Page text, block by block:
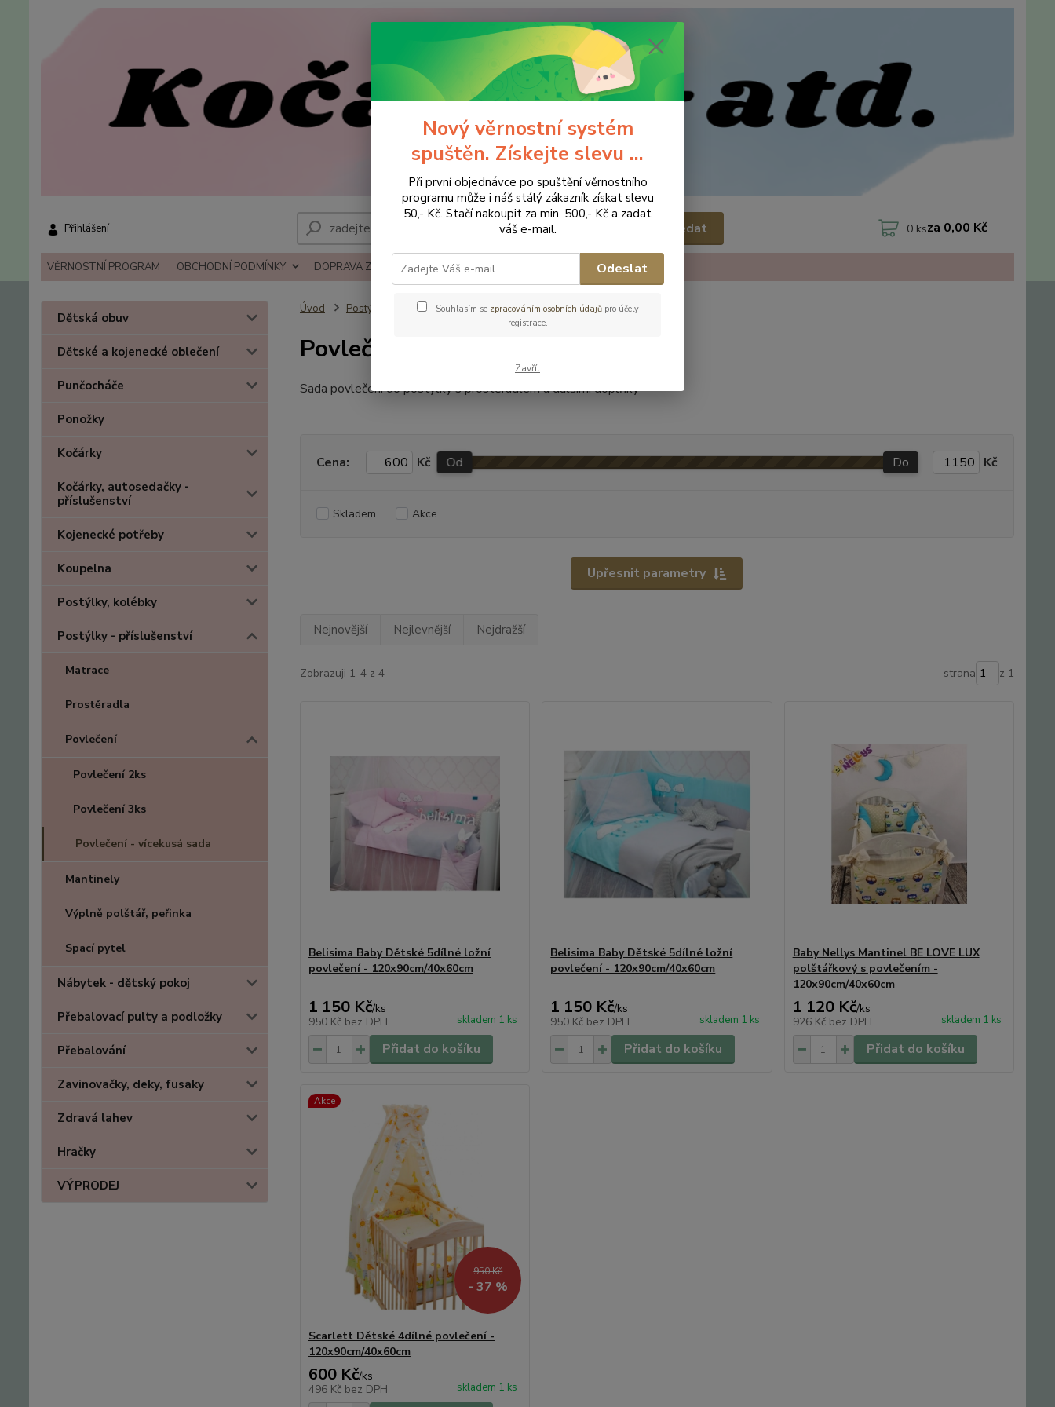
VĚRNOSTNÍ PROGRAM OBCHODNÍ PODMÍNKY DOPRAVA ZBOŽÍ REKLAMACE A VRÁCENÍ ZBOŹÍ KONTAKTY
Přihlášení Hledat 0 ksza 0,00 Kč
Dětská obuv
Dětské a kojenecké oblečení
Punčocháče
Ponožky
Kočárky
Kočárky, autosedačky -
příslušenství
Kojenecké potřeby
Koupelna
Postýlky, kolébky
Postýlky - příslušenství
Matrace
Prostěradla
Povlečení
Povlečení 2ks
Povlečení 3ks
Povlečení - vícekusá sada
Mantinely
Výplně polštář, peřinka
Spací pytel
Nábytek - dětský pokoj
Přebalovací pulty a podložky
Přebalování
Zavinovačky, deky, fusaky
Zdravá lahev
Hračky
VÝPRODEJ
Úvod Postýlky - příslušenství Povlečení Povlečení - vícekusá sada
Povlečení - vícekusá sada
Sada povlečení do postýlky s prostěradlem a dalšími doplňky
Upřesnit parametry
Cena: Kč Od Do Kč
Skladem Akce
Nejnovější Nejlevnější Nejdražší
Zobrazuji 1-4 z 4 strana z 1
Belisima Baby Dětské 5dílné ložní
povlečení - 120x90cm/40x60cm
1 150 Kč/ks
950 Kč bez DPH skladem 1 ks
Přidat do košíku
Belisima Baby Dětské 5dílné ložní
povlečení - 120x90cm/40x60cm
1 150 Kč/ks
950 Kč bez DPH skladem 1 ks
Přidat do košíku
Baby Nellys Mantinel BE LOVE LUX
polštářkový s povlečením -
120x90cm/40x60cm
1 120 Kč/ks
926 Kč bez DPH skladem 1 ks
Přidat do košíku
Akce
950 Kč
- 37 %
Scarlett Dětské 4dílné povlečení -
120x90cm/40x60cm
600 Kč/ks
496 Kč bez DPH skladem 1 ks
Nový věrnostní systém
spuštěn. Získejte slevu ...
Při první objednávce po spuštění věrnostního
programu může i náš stálý zákazník získat slevu
50,- Kč. Stačí nakoupit za min. 500,- Kč a zadat
váš e-mail.
Odeslat
Souhlasím se zpracováním osobních údajůpro účely
registrace.
Zavřít